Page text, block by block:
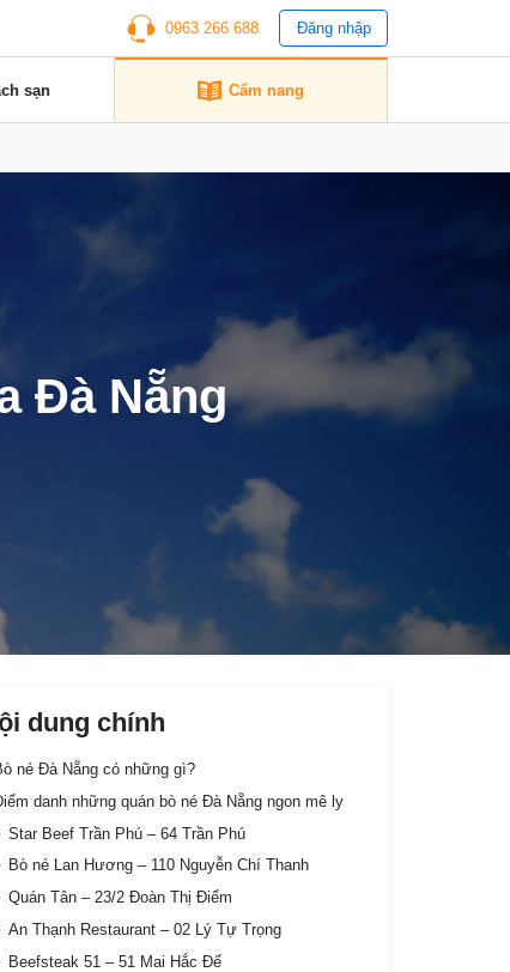
0963 266 688 Đăng nhập
sạn Cẩm nang
Đà Nẵng
dung chính
né Đà Nẵng có những gì?
danh những quán bò né Đà Nẵng ngon mê ly
Star Beef Trần Phú – 64 Trần Phú
Bò né Lan Hương – 110 Nguyễn Chí Thanh
Quán Tân – 23/2 Đoàn Thị Điểm
An Thạnh Restaurant – 02 Lý Tự Trọng
Beefsteak 51 – 51 Mai Hắc Đế